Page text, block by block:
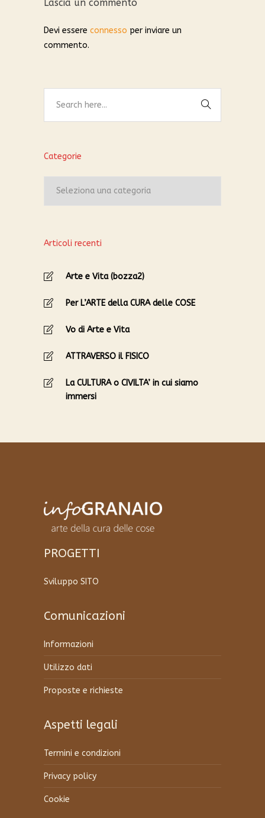
Lascia un commento
Devi essere connesso per inviare un
commento.
Categorie
Articoli recenti
Arte e Vita (bozza2)
Per L’ARTE della CURA delle COSE
Vo di Arte e Vita
ATTRAVERSO il FISICO
La CULTURA o CIVILTA’ in cui siamo
immersi
PROGETTI
Sviluppo SITO
Comunicazioni
Informazioni
Utilizzo dati
Proposte e richieste
Aspetti legali
Termini e condizioni
Privacy policy
Cookie